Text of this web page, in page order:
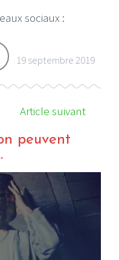
sociaux :
19 septembre 2019
Article suivant
peuvent